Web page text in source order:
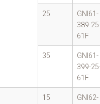
25
GNI61-
389-
61F
35
GNI61-
399-
61F
15
GNI62-